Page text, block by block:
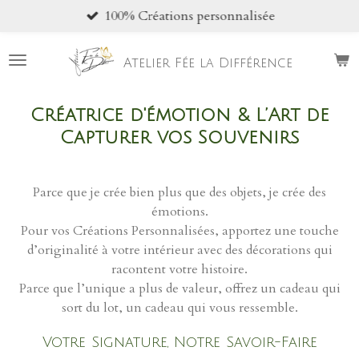
contenu
Atelier Fée la Différence
100% Créations personnalisée
Créatrice d'émotion & L’Art de
Capturer vos Souvenirs
Parce que je crée bien plus que des objets, je crée des
émotions.
Pour vos Créations Personnalisées, apportez une touche
d’originalité à votre intérieur avec des décorations qui
racontent votre histoire.
Parce que l’unique a plus de valeur, offrez un cadeau qui
sort du lot, un cadeau qui vous ressemble.
Votre Signature, Notre Savoir-Faire